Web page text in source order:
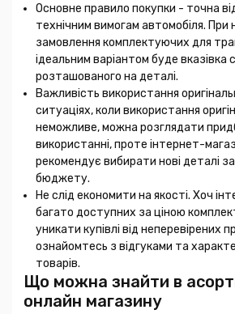
Основне правило покупки - точна
технічним вимогам автомобіля. При
замовлення комплектуючих для
ідеальним варіантом буде вказівка
розташованого на деталі.
Важливість використання
ситуаціях, коли використання
неможливе, можна розглядати
використанні, проте інтернет-
рекомендує вибирати нові деталі
бюджету.
Не слід економити на якості. Хоч
багато доступних за ціною
уникати купівлі від неперевірених
ознайомтесь з відгуками та
товарів.
Що можна знайти в
онлайн магазину